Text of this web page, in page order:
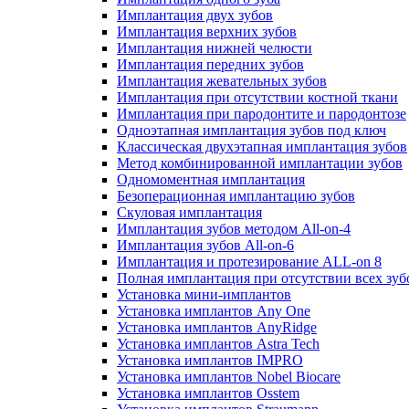
Имплантация двух зубов
Имплантация верхних зубов
Имплантация нижней челюсти
Имплантация передних зубов
Имплантация жевательных зубов
Имплантация при отсутствии костной ткани
Имплантация при пародонтите и пародонтозе
Одноэтапная имплантация зубов под ключ
Классическая двухэтапная имплантация зубов
Метод комбинированной имплантации зубов
Одномоментная имплантация
Безоперационная имплантацию зубов
Скуловая имплантация
Имплантация зубов методом All-on-4
Имплантация зубов All-on-6
Имплантация и протезирование ALL-on 8
Полная имплантация при отсутствии всех
Установка мини-имплантов
Установка имплантов Any One
Установка имплантов AnyRidge
Установка имплантов Astra Tech
Установка имплантов IMPRO
Установка имплантов Nobel Biocare
Установка имплантов Osstem